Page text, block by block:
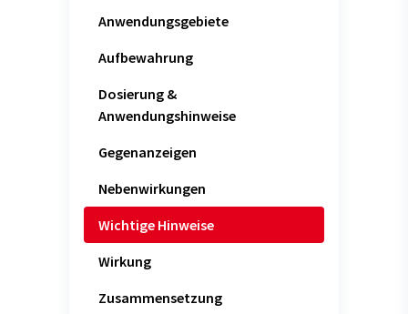
Anwendungsgebiete
Aufbewahrung
Dosierung &
Anwendungshinweise
Gegenanzeigen
Nebenwirkungen
Wichtige Hinweise
Wirkung
Zusammensetzung